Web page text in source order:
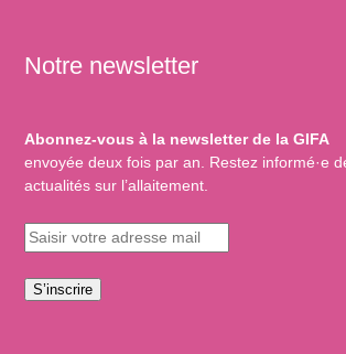
Notre newsletter
Abonnez-vous à la newsletter de la GIFA
envoyée deux fois par an. Restez informé·e
actualités sur l’allaitement.
S’inscrire